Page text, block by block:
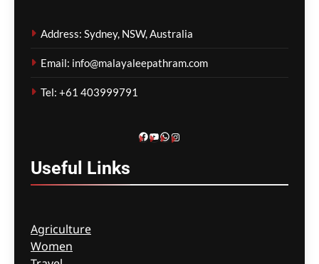
വിദഗ്ധരെ ഉൾപ്പെടുത്താൻ
നീക്കം
ago
Address: Sydney, NSW, Australia
Email: info@malayaleepathram.com
Tel: +61 403999791
Facebook
YouTube
WhatsApp
Instagram
Useful Links
Agriculture
Women